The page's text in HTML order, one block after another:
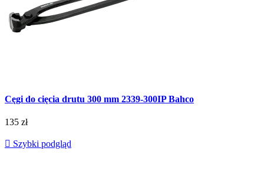
Cęgi do cięcia drutu 300 mm 2339-300IP Bahco
135 zł
 Szybki podgląd